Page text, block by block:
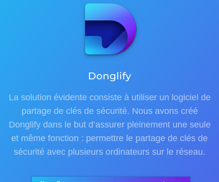
Donglify
La solution évidente consiste à utiliser un logiciel de
partage de clés de sécurité. Nous avons créé
Donglify dans le but d’assurer pleinement une seule
et même fonction : permettre le partage de clés de
sécurité avec plusieurs ordinateurs sur le réseau.